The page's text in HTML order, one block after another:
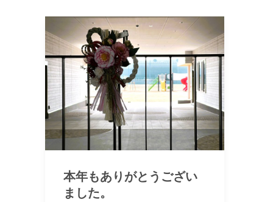
本年もありがとうござい
ました。